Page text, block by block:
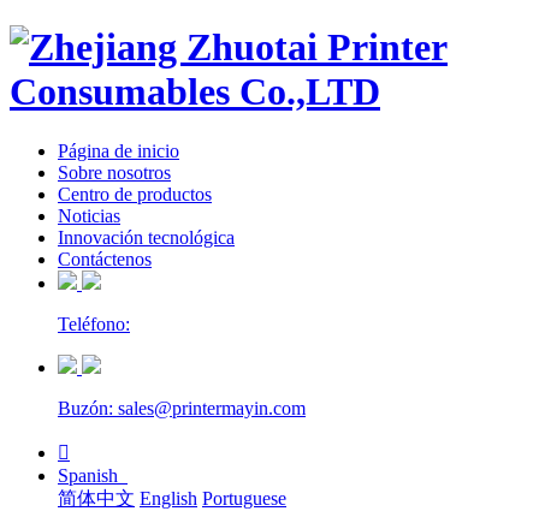
Página de inicio
Sobre nosotros
Centro de productos
Noticias
Innovación tecnológica
Contáctenos
Teléfono:
Buzón: sales@printermayin.com

Spanish
简体中文 English Portuguese